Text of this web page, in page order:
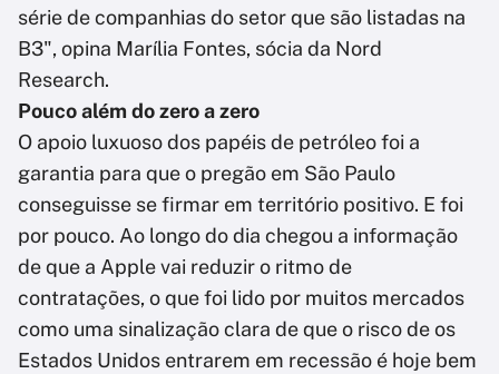
série de companhias do setor que são listadas na
B3", opina Marília Fontes, sócia da Nord
Research.
Pouco além do zero a zero
O apoio luxuoso dos papéis de petróleo foi a
garantia para que o pregão em São Paulo
conseguisse se firmar em território positivo. E foi
por pouco. Ao longo do dia chegou a informação
de que a Apple vai reduzir o ritmo de
contratações, o que foi lido por muitos mercados
como uma sinalização clara de que o risco de os
Estados Unidos entrarem em recessão é hoje bem